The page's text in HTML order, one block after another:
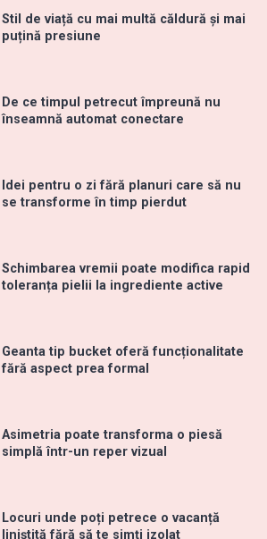
Stil de viață cu mai multă căldură și mai
puțină presiune
De ce timpul petrecut împreună nu
înseamnă automat conectare
Idei pentru o zi fără planuri care să nu
se transforme în timp pierdut
Schimbarea vremii poate modifica rapid
toleranța pielii la ingrediente active
Geanta tip bucket oferă funcționalitate
fără aspect prea formal
Asimetria poate transforma o piesă
simplă într-un reper vizual
Locuri unde poți petrece o vacanță
liniștită fără să te simți izolat